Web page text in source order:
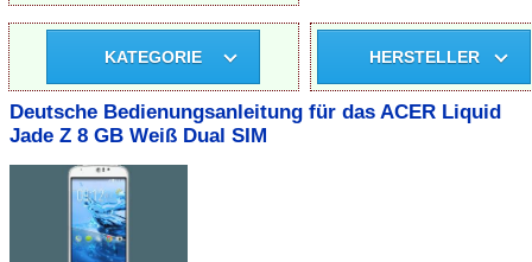
KATEGORIE HERSTELLER
Deutsche Bedienungsanleitung für das ACER Liquid
Jade Z 8 GB Weiß Dual SIM